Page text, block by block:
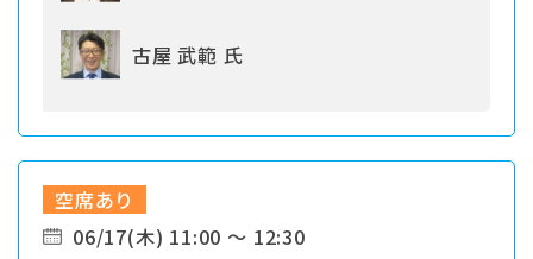
古屋 武範 氏
空席あり
06/17(木) 11:00 ～ 12:30